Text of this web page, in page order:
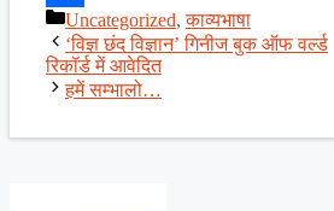
Share
Categories
Uncategorized,काव्यभाषा
‘विज्ञ छंद विज्ञान’ गिनीज बुक ऑफ वर्ल्ड
रिकॉर्ड में आवेदित
हमें सम्भालो…